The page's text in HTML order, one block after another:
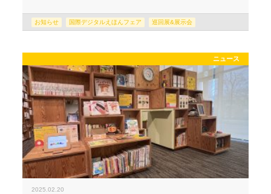
お知らせ 国際デジタルえほんフェア 巡回展&展示会
ニュース
2025.02.20